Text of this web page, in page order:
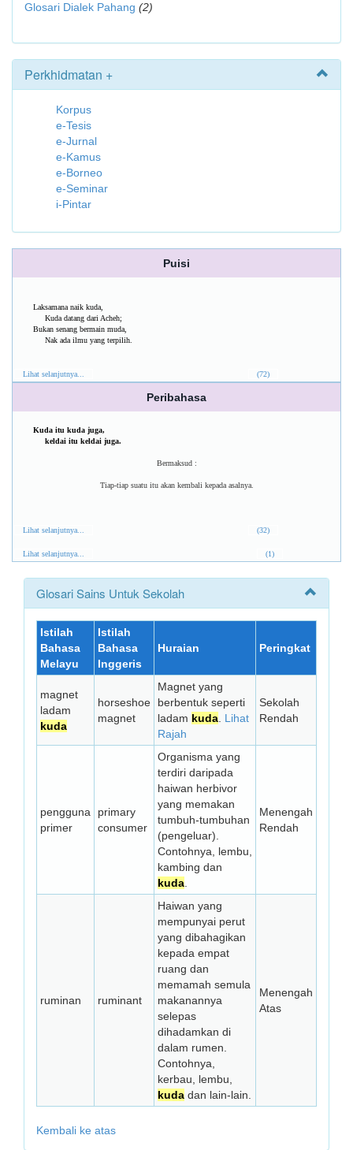
Glosari Dialek Pahang (2)
Perkhidmatan +
Korpus
e-Tesis
e-Jurnal
e-Kamus
e-Borneo
e-Seminar
i-Pintar
Puisi
Laksamana naik kuda,
Kuda datang dari Acheh;
Bukan senang bermain muda,
Nak ada ilmu yang terpilih.
Lihat selanjutnya... (72)
Peribahasa
Kuda itu kuda juga,
keldai itu keldai juga.
Bermaksud :
Tiap-tiap suatu itu akan kembali kepada asalnya.
Lihat selanjutnya... (32)
Lihat selanjutnya... (1)
Glosari Sains Untuk Sekolah
Istilah
Bahasa
Melayu
Istilah
Bahasa
Inggeris
Huraian Peringkat
magnet
ladam
kuda
horseshoe
magnet
Magnet yang
berbentuk seperti
ladam kuda Lihat
Rajah
Sekolah
Rendah
pengguna
primer
primary
consumer
Organisma yang
terdiri daripada
haiwan herbivor
yang memakan
tumbuh-tumbuhan
(pengeluar).
Contohnya, lembu,
kambing dan
kuda
Menengah
Rendah
ruminan ruminant
Haiwan yang
mempunyai perut
yang dibahagikan
kepada empat
ruang dan
memamah semula
makanannya
selepas
dihadamkan di
dalam rumen.
Contohnya,
kerbau, lembu,
kuda dan lain-lain.
Menengah
Atas
Kembali ke atas